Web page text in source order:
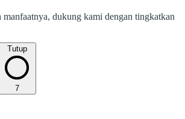
manfaatnya, dukung kami dengan tingkatkan
Tutup
7